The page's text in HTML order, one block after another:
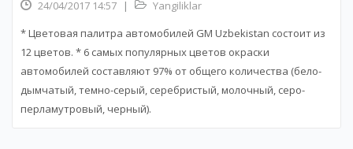
24/04/2017 14:57 |
Yangiliklar
* Цветовая палитра автомобилей GM Uzbekistan состоит из
12 цветов. * 6 самых популярных цветов окраски
автомобилей составляют 97% от общего количества (бело-
дымчатый, темно-серый, серебристый, молочный, серо-
перламутровый, черный).